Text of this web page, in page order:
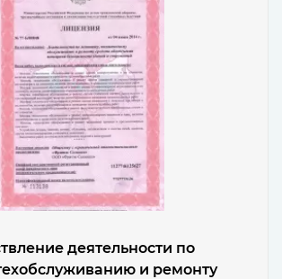
деятельности по
и ремонту